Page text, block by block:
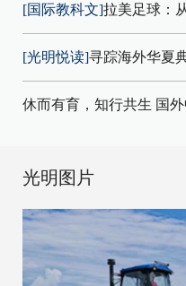
[国际教科文]拉美足球：
[光明悦读]寻踪海外华夏
休而有育，知行共生 国
光明图片